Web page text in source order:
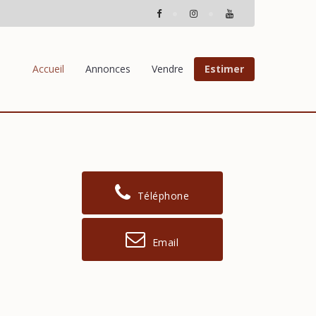
Accueil Annonces Vendre Estimer
Téléphone
Email